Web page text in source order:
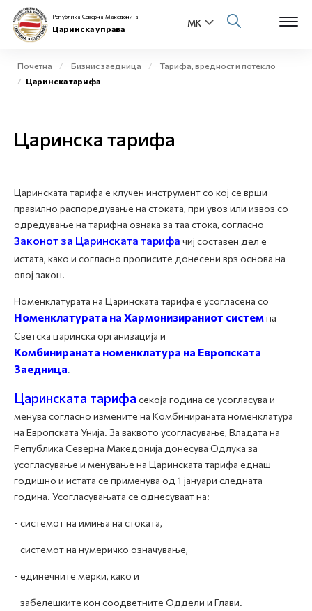
Физички лица
Е-Царина
Медиа центар
Контакт
Република Северна Македонија
Царинска управа
Почетна Бизнис заедница
Тарифа, вредност и потекло
Царинска тарифа
Царинска тарифа
Царинската тарифа е клучен инструмент со кој се врши
правилно распоредување на стоката, при увоз или извоз со
одредување на тарифна ознака за таа стока, согласно
Законот за Царинската тарифа чиј составен дел е
истата, како и согласно прописите донесени врз основа на
овој закон.
Номенклатурата на Царинската тарифа е усогласена со
Номенклатурата на Хармонизираниот системна
Светска царинска организација и
Комбинираната номенклатура на Европската
Заедница.
Царинската тарифа секоја година се усогласува и
менува согласно измените на Комбинираната номенклатура
на Европската Унија. За ваквото усогласување, Владата на
Република Северна Македонија донесува Одлука за
усогласување и менување на Царинската тарифа еднаш
годишно и истата се применува од 1 јануари следната
година. Усогласувањата се однесуваат на:
- системот на имиња на стоката,
- системот на нумеричко означување,
- единечните мерки, како и
- забелешките кон соодветните Оддели и Глави.